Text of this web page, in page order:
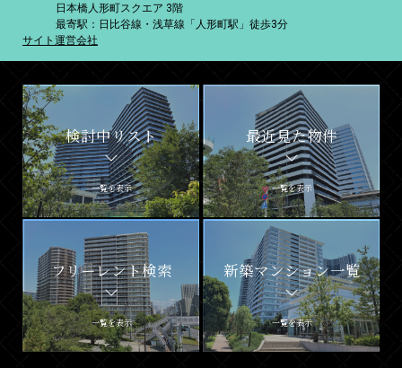
日本橋人形町スクエア 3階
最寄駅：日比谷線・浅草線「人形町駅」徒歩3分
サイト運営会社
検討中リスト
一覧を表示
最近見た物件
一覧を表示
フリーレント検索
一覧を表示
新築マンション一覧
一覧を表示